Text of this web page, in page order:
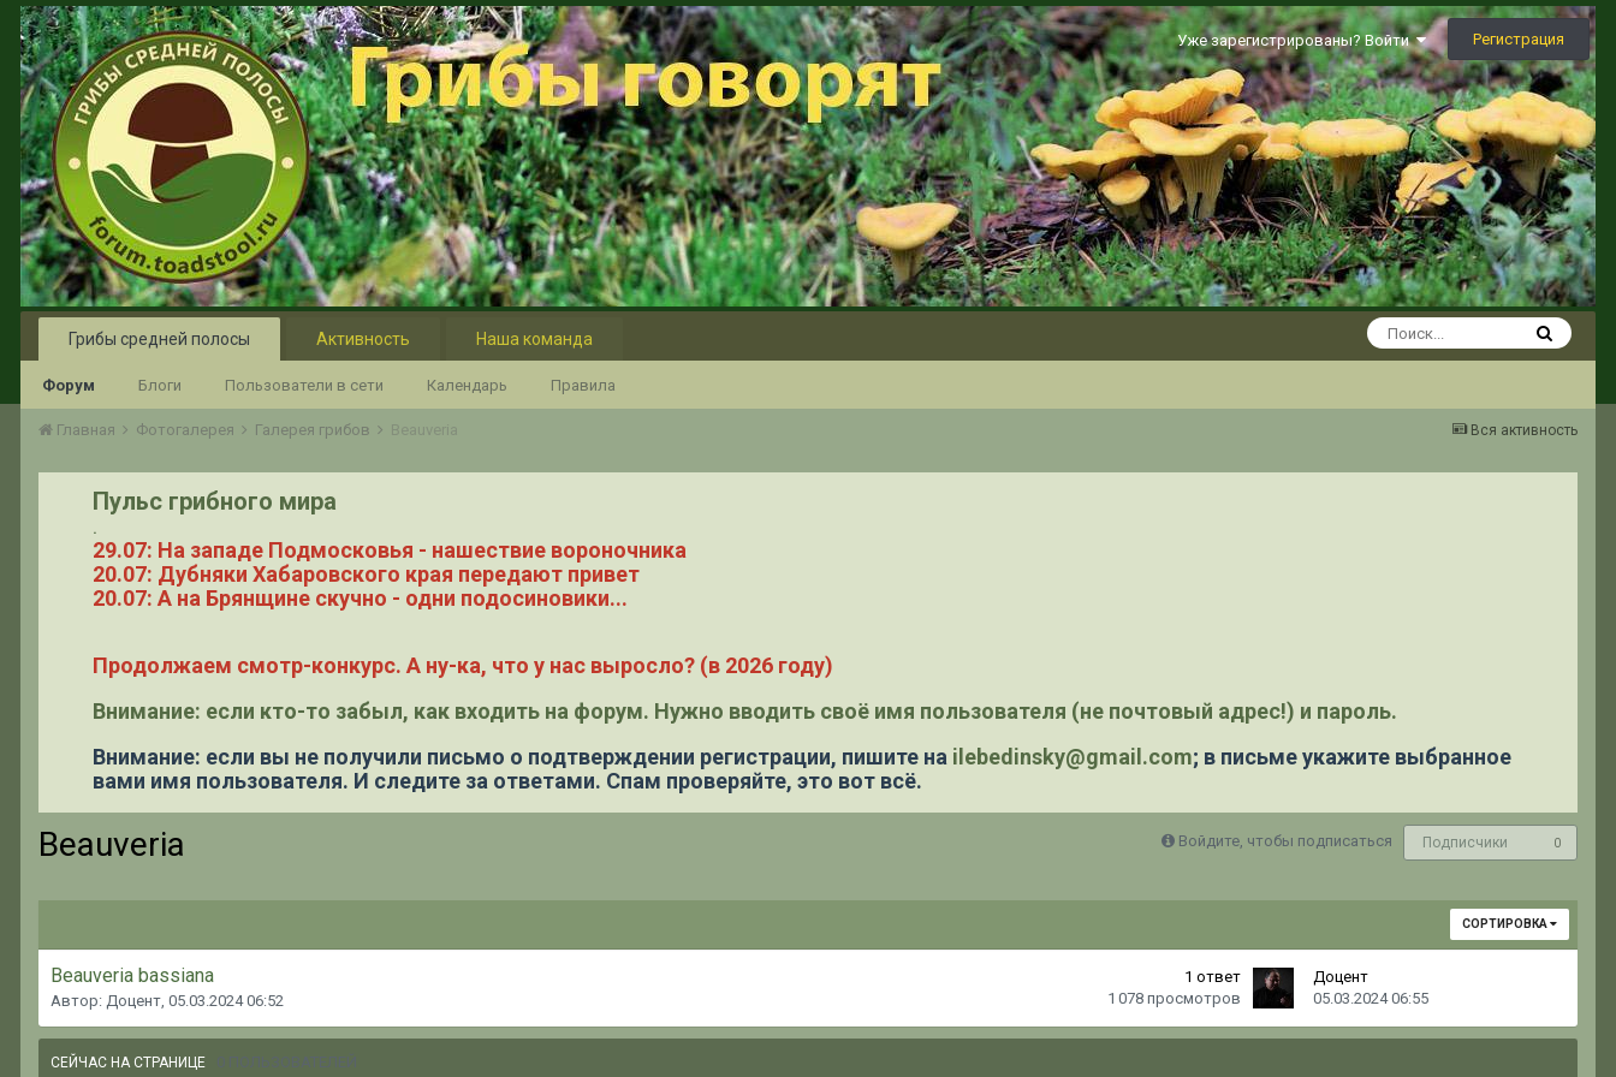
Уже зарегистрированы? Войти Регистрация
Грибы средней полосы
Форум Блоги Пользователи в сети Календарь Правила
Активность Наша команда
Вся активность
Главная Фотогалерея Галерея грибов Beauveria
Пульс грибного мира
.
29.07: На западе Подмосковья - нашествие вороночника
20.07: Дубняки Хабаровского края передают привет
20.07: А на Брянщине скучно - одни подосиновики...
Продолжаем смотр-конкурс. А ну-ка, что у нас выросло? (в 2026 году)
Внимание: если кто-то забыл, как входить на форум. Нужно вводить своё имя пользователя (не почтовый адрес!) и пароль.
Внимание: если вы не получили письмо о подтверждении регистрации, пишите на ilebedinsky@gmail.com; в письме укажите выбранное
вами имя пользователя. И следите за ответами. Спам проверяйте, это вот всё.
Beauveria Войдите, чтобы подписаться Подписчики 0
СОРТИРОВКА
Beauveria bassiana
Автор: Доцент, 05.03.2024 06:52
1 ответ
1 078 просмотров
Доцент
05.03.2024 06:55
СЕЙЧАС НА СТРАНИЦЕ 0 ПОЛЬЗОВАТЕЛЕЙ